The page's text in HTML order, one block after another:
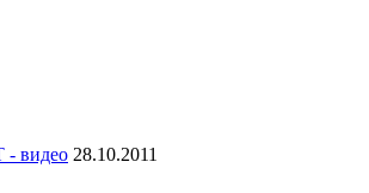
- видео 28.10.2011